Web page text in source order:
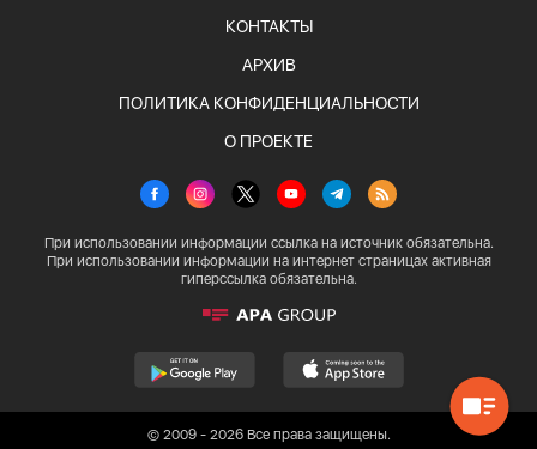
КОНТАКТЫ
АРХИВ
ПОЛИТИКА КОНФИДЕНЦИАЛЬНОСТИ
О ПРОЕКТЕ
При использовании информации ссылка на источник обязательна.
При использовании информации на интернет страницах активная
гиперссылка обязательна.
© 2009 - 2026 Все права защищены.